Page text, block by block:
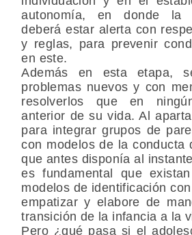
autonomía, en donde la
deberá estar alerta con
y reglas, para prevenir
en este.
Además en esta etapa,
problemas nuevos y con
resolverlos que en
anterior de su vida. Al
para integrar grupos de
con modelos de la conducta
que antes disponía al
es fundamental que
modelos de identificación
empatizar y elabore de
transición de la infancia a la
Pero ¿qué pasa si el